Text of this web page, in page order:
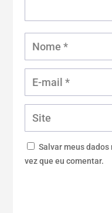
Salvar meus
vez que eu comentar.